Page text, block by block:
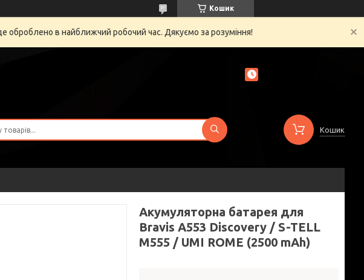
Кошик
оброблено в найближчий робочий час. Дякуємо за розуміння!
Кошик
Акумуляторна батарея для
Bravis A553 Discovery / S-TELL
M555 / UMI ROME (2500 mAh)